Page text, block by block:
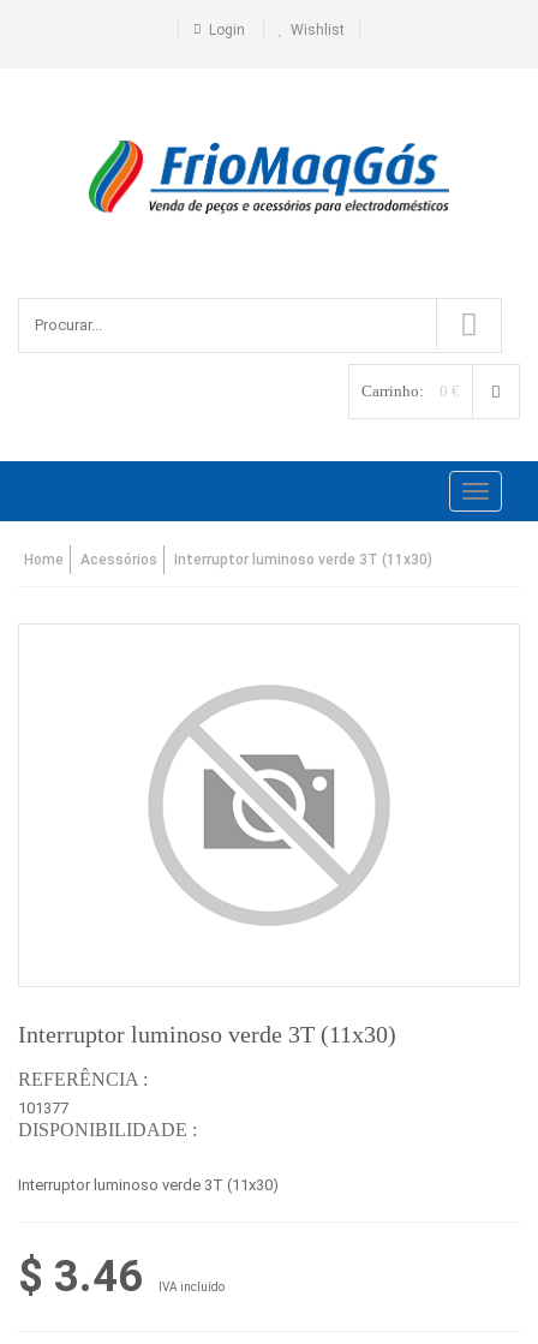
Login Wishlist
Carrinho: 0 €
Toggle
Home Acessórios Interruptor luminoso verde 3T (11x30)
Interruptor luminoso verde 3T (11x30)
REFERÊNCIA :
101377
DISPONIBILIDADE :
Interruptor luminoso verde 3T (11x30)
$ 3.46 IVA incluído